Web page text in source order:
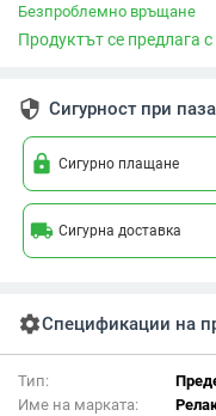
Безпроблемно връщане
Продуктът се предлага
security Сигурност при
lock Сигурно плащане
local_shipping Сигурна доставка
settingsСпецификации на
Тип:
Име на марката: